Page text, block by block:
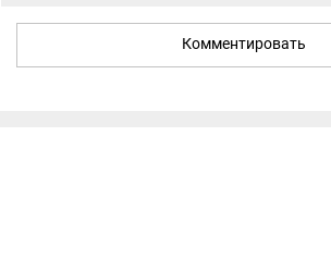
Комментировать